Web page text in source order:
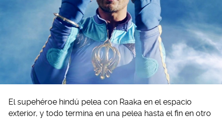
El supehéroe hindú pelea con Raaka en el espacio
exterior, y todo termina en una pelea hasta el fin en otro